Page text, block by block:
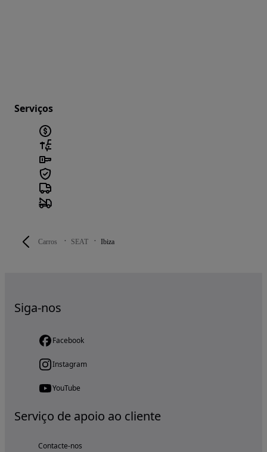
Carros SEAT Ibiza
Serviços
Siga-nos
Facebook
Instagram
YouTube
Serviço de apoio ao cliente
Contacte-nos